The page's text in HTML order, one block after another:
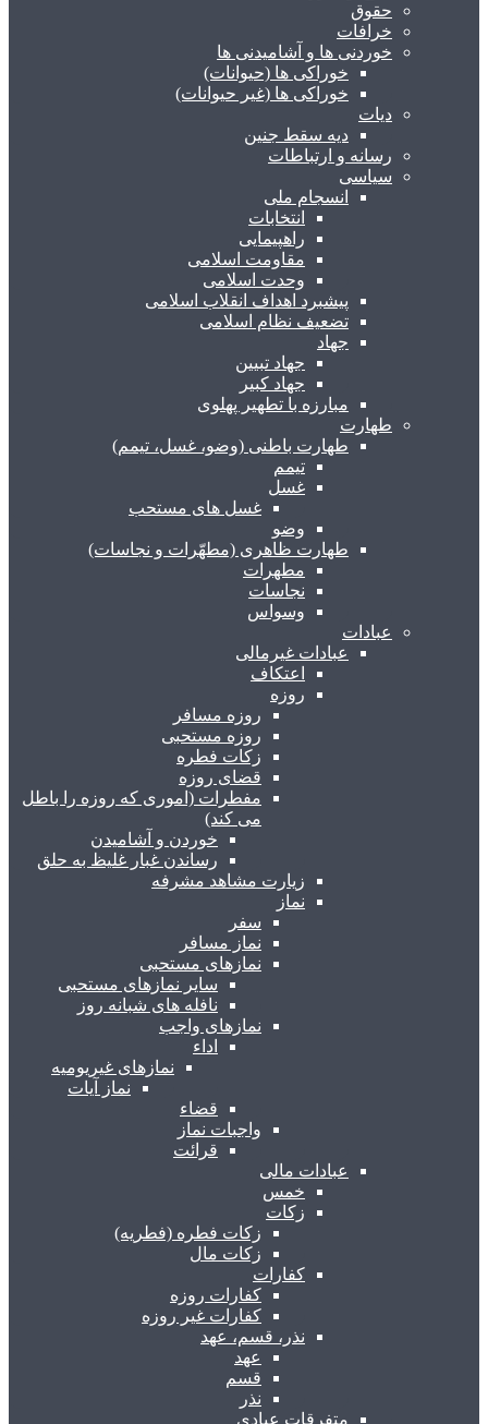
حقوق
خرافات
خوردنی ها و آشامیدنی ها
خوراکی ها (حیوانات)
خوراکی ها (غیر حیوانات)
دیات
دیه سقط جنین
رسانه و ارتباطات
سیاسی
انسجام ملی
انتخابات
راهپیمایی
مقاومت اسلامی
وحدت اسلامی
پیشبرد اهداف انقلاب اسلامی
تضعیف نظام اسلامی
جهاد
جهاد تبیین
جهاد کبیر
مبارزه با تطهیر پهلوی
طهارت
طهارت باطنی (وضو، غسل، تیمم)
تیمم
غسل
غسل های مستحب
وضو
طهارت ظاهری (مطهّرات و نجاسات)
مطهرات
نجاسات
وسواس
عبادات
عبادات غیرمالی
اعتکاف
روزه
روزه مسافر
روزه مستحبی
زکات فطره
قضای روزه
مفطرات (اموری که روزه را باطل
می کند)
خوردن و آشامیدن
رساندن غبار غلیظ به حلق
زیارت مشاهد مشرفه
نماز
سفر
نماز مسافر
نمازهای مستحبی
سایر نمازهای مستحبی
نافله های شبانه روز
نمازهای واجب
اداء
نمازهای غیریومیه
نماز آیات
قضاء
واجبات نماز
قرائت
عبادات مالی
خمس
زکات
زکات فطره (فطریه)
زکات مال
کفارات
کفارات روزه
کفارات غیر روزه
نذر، قسم، عهد
عهد
قسم
نذر
متفرقات عبادی